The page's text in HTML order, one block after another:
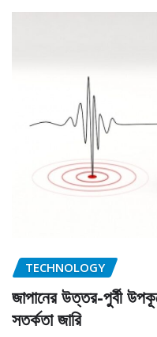
TECHNOLOGY
জাপানের উত্তর-পুর্বী
সতর্কতা জারি